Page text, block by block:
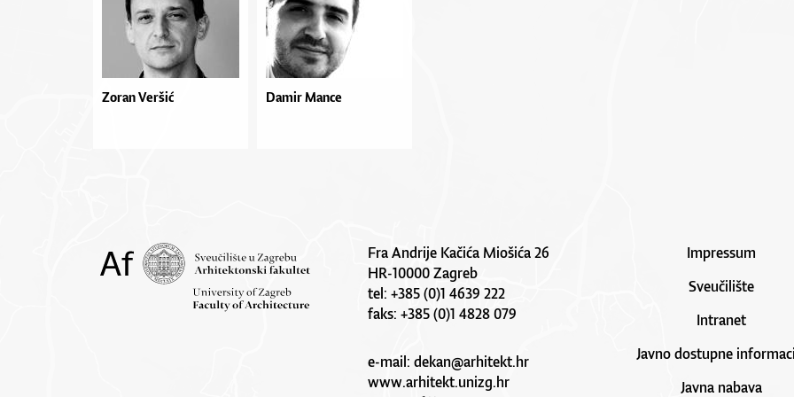
Zoran Veršić Damir Mance
Fra Andrije Kačića Miošića 26
HR-10000 Zagreb
tel: +385 (0)1 4639 222
faks: +385 (0)1 4828 079
e-mail:dekan@arhitekt.hr
www.arhitekt.unizg.hr
Impressum
Sveučilište
Intranet
Javno dostupne
Javna nabava